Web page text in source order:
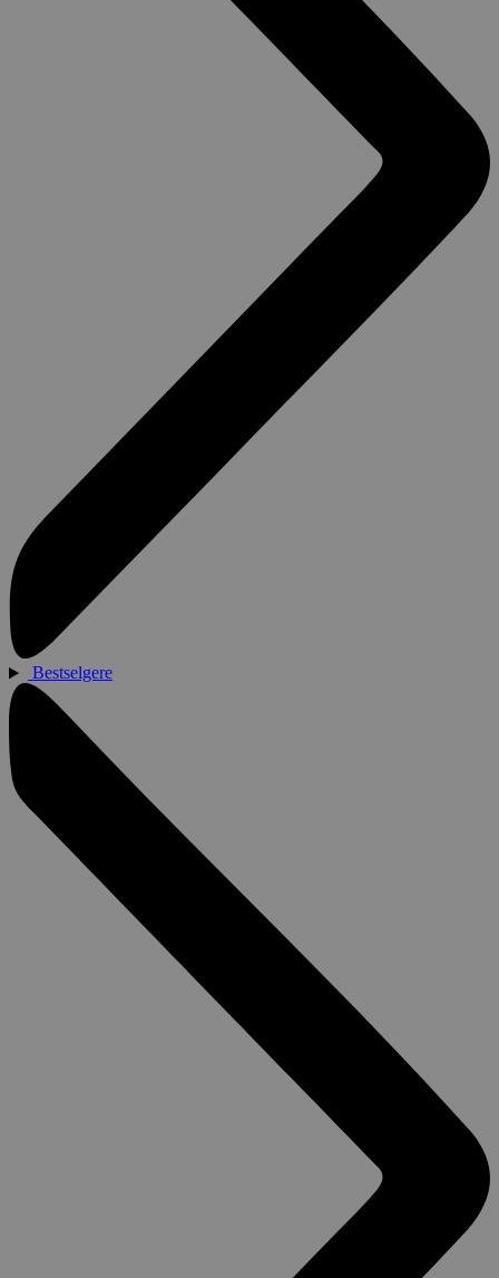
Bestselgere